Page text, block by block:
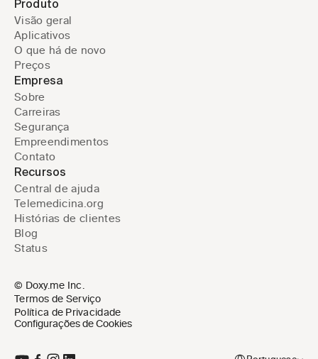
Produto
Visão geral
Aplicativos
O que há de novo
Preços
Empresa
Sobre
Carreiras
Segurança
Empreendimentos
Contato
Recursos
Central de ajuda
Telemedicina.org
Histórias de clientes
Blog
Status
© Doxy.me Inc.
Termos de Serviço
Política de Privacidade
Configurações de Cookies